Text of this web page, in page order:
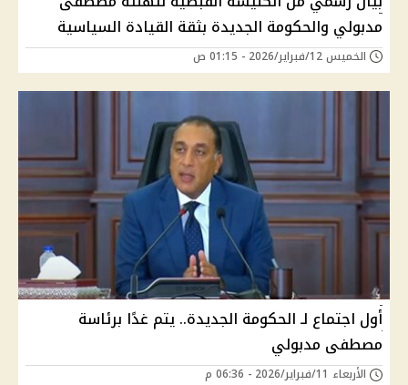
مدبولي والحكومة الجديدة بثقة القيادة السياسية
الخميس 12/فبراير/2026 - 01:15 ص
أول اجتماع لـ الحكومة الجديدة.. يتم غدًا برئاسة
مصطفى مدبولي
الأربعاء 11/فبراير/2026 - 06:36 م